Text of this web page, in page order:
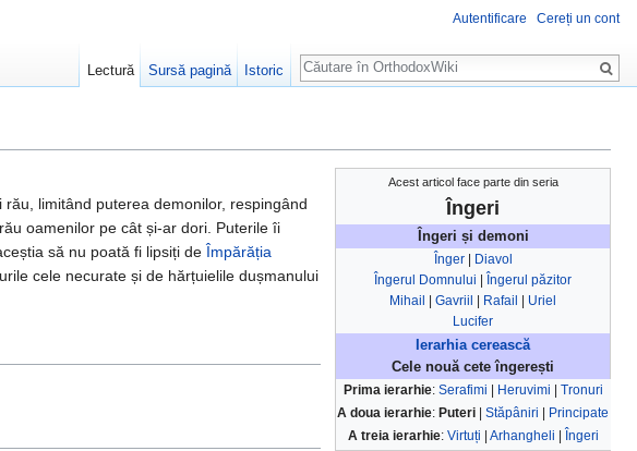
Acest articol face parte din seria
Îngeri
Îngeri și demoni
Înger|
Diavol
Îngerul Domnului
Îngerul păzitor
Mihail
Gavriil Rafail
Uriel
Lucifer
Ierarhia cerească
Cele nouă cete îngerești
Prima ierarhie: Serafimi Heruvimi
Tronuri
A doua ierarhie: Puteri Stăpâniri
Principate
A treia ierarhie: Virtuți Arhangheli Îngeri
limitând puterea demonilor, respingând
oamenilor pe cât și-ar dori. Puterile îi
să nu poată fi lipsiți de Împărăția
cele necurate și de hărțuielile dușmanului
Autentificare Cereți un cont
Lectură Sursă pagină Istoric
Căutare